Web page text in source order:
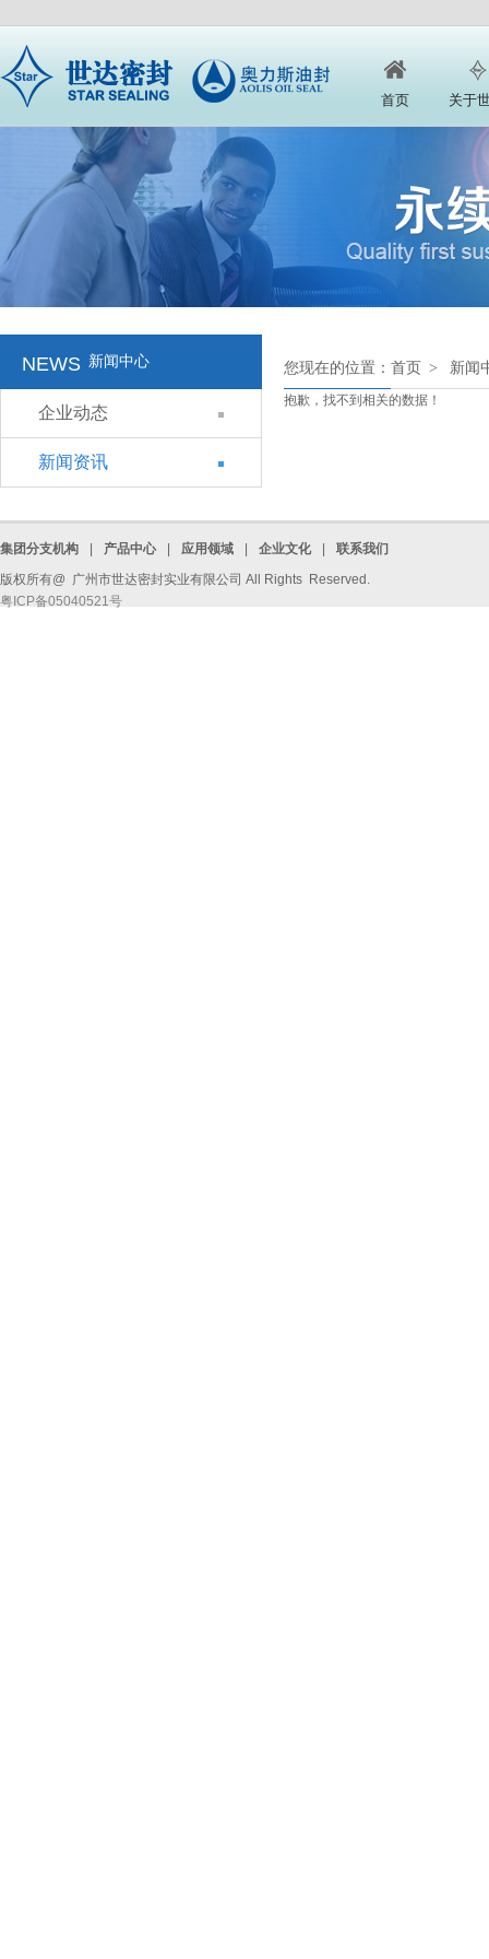
首页 关于
NEWS 新闻中心
企业动态
新闻资讯
您现在的位置： 首页 > 新闻
抱歉，找不到相关的数据！
集团分支机构 产品中心 应用领域 企业文化
联系我们
版权所有@ 广州市世达密封实业有限公司 All Rights Reserved.
粤ICP备05040521号